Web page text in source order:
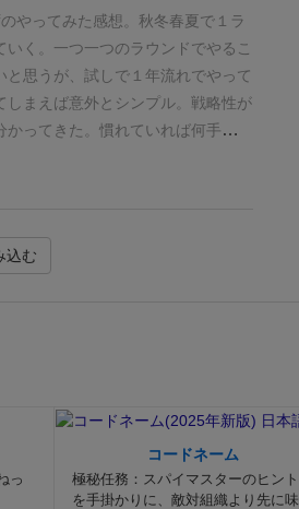
ーケットが以外と狭いので、お酒
はなります。売れ残った日本酒は破
本醸造酒か純米酒であれば事前に熟
し残すことができます。翌年の夏に
ミングを見て売りに 出しましょ
ーを邪魔するカードがあり、蔵咲
3個以上所有プレイヤーの酒樽に1
ですが、間違いなく放◯やん…と謎
せんね。
ような綺麗な作りをしているなと
やってみた感想。 秋冬春夏で１ラ
く。 一つ一つのラウンドでやるこ
思うが、試しで１年流れでやって
まえば意外とシンプル。戦略性が
かってきた。慣れていれば何手か先
。友人たちと「経営って難しい
るのが楽しかった。
込む
っ
コードネーム
極秘任務：スパイマスターのヒント
を手掛かりに、敵対組織より先に味